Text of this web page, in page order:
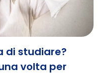
di studiare?
volta per